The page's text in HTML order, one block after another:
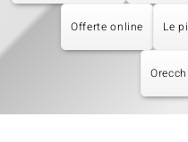
Offerte online Le